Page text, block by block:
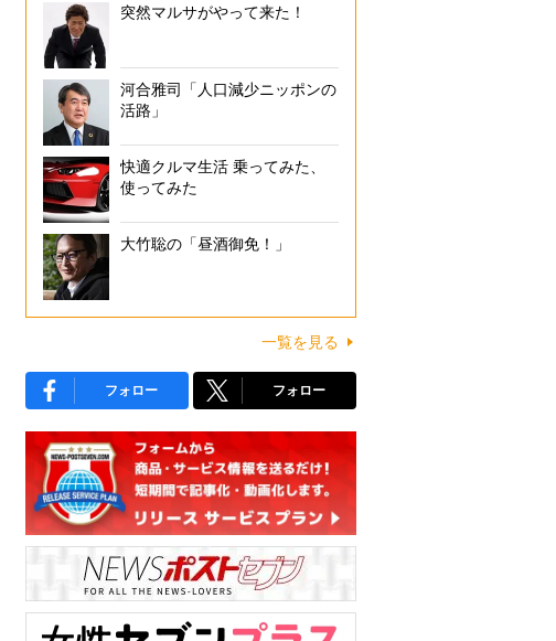
突然マルサがやって来た！
河合雅司「人口減少ニッポンの
活路」
快適クルマ生活 乗ってみた、
使ってみた
大竹聡の「昼酒御免！」
一覧を見る
フォロー フォロー